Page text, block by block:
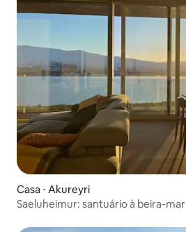
Casa ⋅ Akureyri
Saeluheimur: santuário à beira-mar